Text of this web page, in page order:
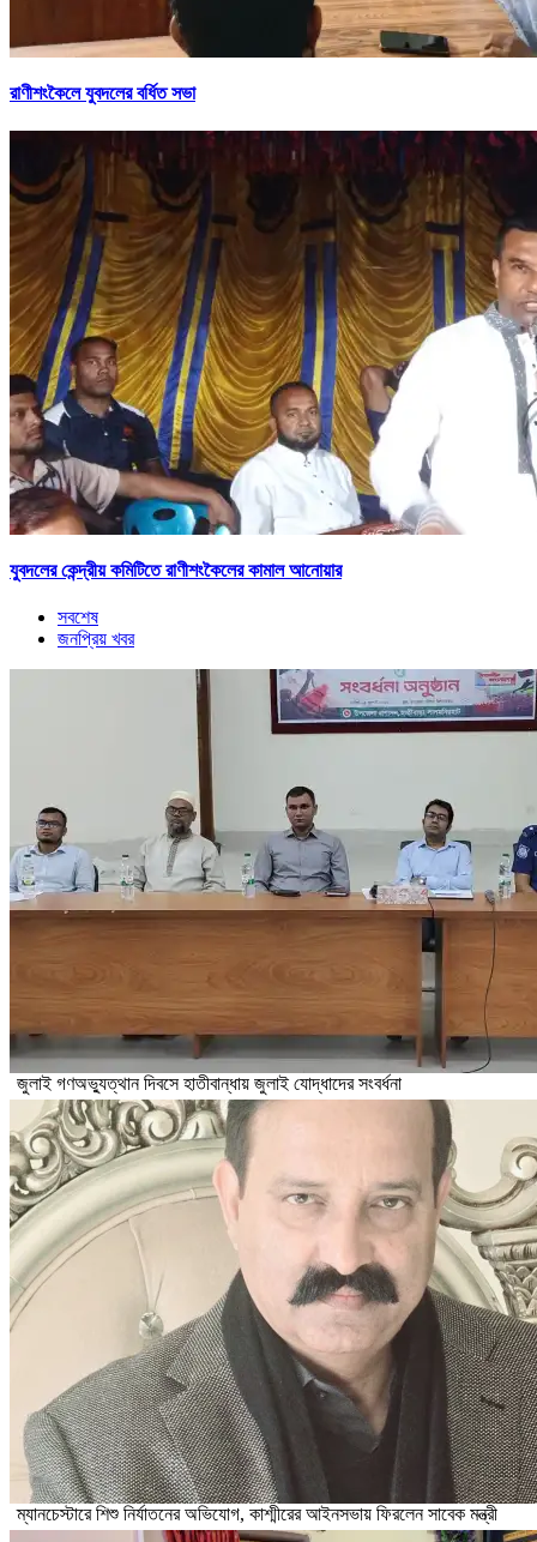
রাণীশংকৈলে যুবদলের বর্ধিত সভা
যুবদলের কেন্দ্রীয় কমিটিতে রাণীশংকৈলের কামাল আনোয়ার
সবশেষ
জনপ্রিয় খবর
জুলাই গণঅভ্যুত্থান দিবসে হাতীবান্ধায় জুলাই যোদ্ধাদের সংবর্ধনা
ম্যানচেস্টারে শিশু নির্যাতনের অভিযোগ, কাশ্মীরের আইনসভায় ফিরলেন সাবেক মন্ত্রী